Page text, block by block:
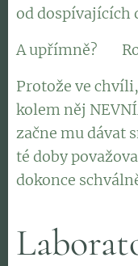
od dospívajících
A upřímně? 👉
Protože ve
kolem něj
začne mu dávat
té doby
dokonce